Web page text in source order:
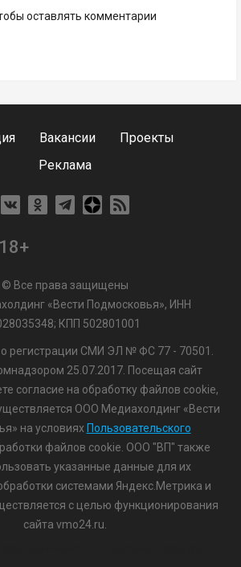
оставлять комментарии
Вакансии
Проекты
Реклама
18+
© Все права защищены
«Вести Подмосковья», ИНН
КПП 502801001
регистрации СМИ ЭЛ № ФС 77 - 70501.
25.07.2017. Посещая сайт
согласие на обработку файлов cookie,
ООО Медиахолдинг «Вести
на условиях Пользовательского
файлов cookie. ООО "ВП" также
указанные данные для их
системами Яндекс.Метрика и
с целью функционирования
сайта vmo24.ru.